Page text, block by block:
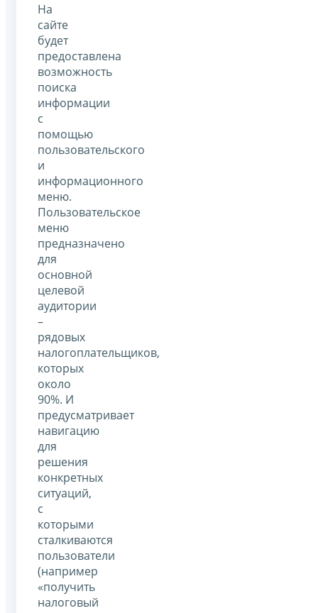
На
сайте
будет
предоставлена
возможность
поиска
информации
с
помощью
пользовательского
и
информационного
меню.
Пользовательское
меню
предназначено
для
основной
целевой
аудитории
–
рядовых
налогоплательщиков,
которых
около
90%. И
предусматривает
навигацию
для
решения
конкретных
ситуаций,
с
которыми
сталкиваются
пользователи
(например
«получить
налоговый